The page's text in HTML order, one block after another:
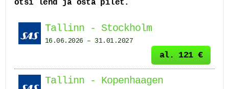
otsi lend ja osta pilet.
Tallinn - Stockholm
16.06.2026 – 31.01.2027
al. 121 €
Tallinn - Kopenhaagen